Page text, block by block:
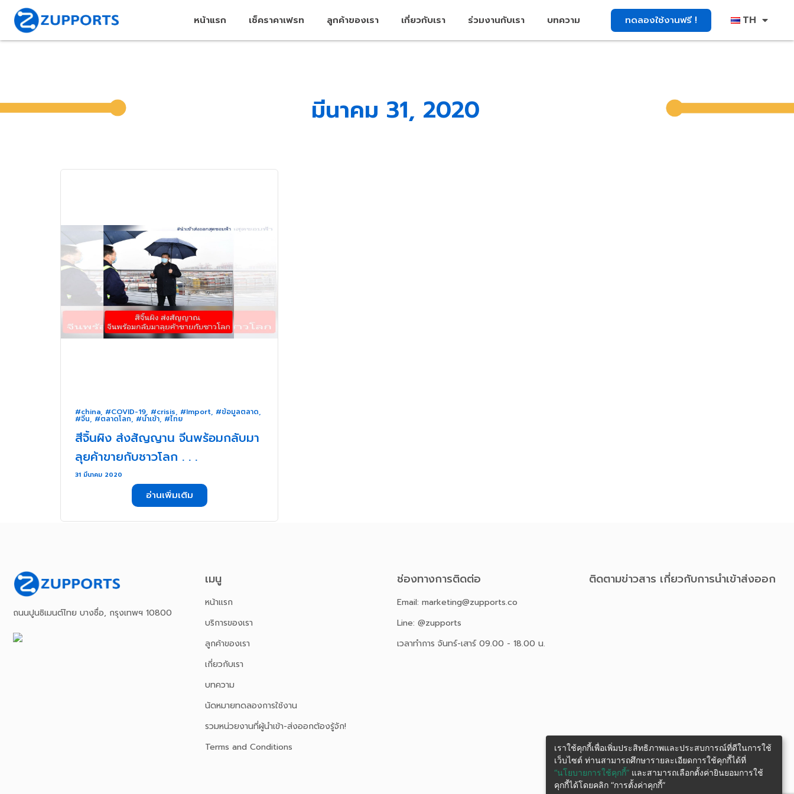
หน้าแรก เช็คราคาเฟรท ลูกค้าของเรา เกี่ยวกับเรา ร่วมงานกับเรา บทความ ทดลองใช้งานฟรี ! TH
มีนาคม 31, 2020
#china, #COVID-19, #crisis, #Import, #ข้อมูลตลาด,
#จีน, #ตลาดโลก, #นำเข้า, #ไทย
สีจิ้นผิง ส่งสัญญาน จีนพร้อมกลับมา
ลุยค้าขายกับชาวโลก . . .
31 มีนาคม 2020
อ่านเพิ่มเติม
ถนนปูนซิเมนต์ไทย บางซื่อ, กรุงเทพฯ 10800
เมนู
หน้าเเรก
บริการของเรา
ลูกค้าของเรา
เกี่ยวกับเรา
บทความ
นัดหมายทดลองการใช้งาน
รวมหน่วยงานที่ผู้นำเข้า-ส่งออกต้องรู้จัก!
Terms and Conditions
ช่องทางการติดต่อ
Email: marketing@zupports.co
Line: @zupports
เวลาทำการ จันทร์-เสาร์ 09.00 - 18.00 น.
ติดตามข่าวสาร เกี่ยวกับการนําเข้าส่งออก
เราใช้คุกกี้เพื่อเพิ่มประสิทธิภาพและประสบการณ์ที่ดีในการใช้
เว็บไซต์ ท่านสามารถศึกษารายละเอียดการใช้คุกกี้ได้ที่
“นโยบายการใช้คุกกี้” และสามารถเลือกตั้งค่ายินยอมการใช้
คุกกี้ได้โดยคลิก “การตั้งค่าคุกกี้”